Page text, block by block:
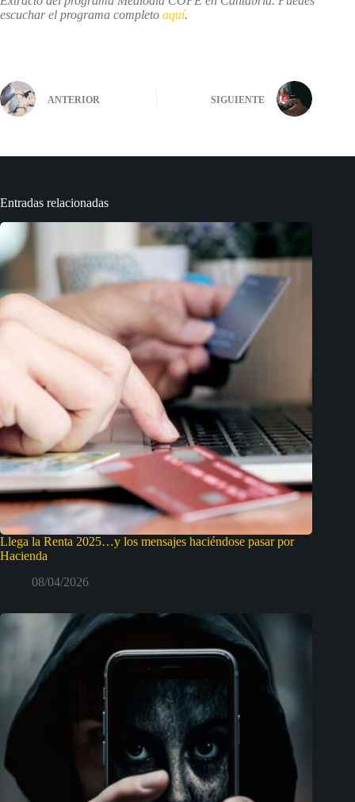
escuchar el programa completo aquí.
ANTERIOR SIGUIENTE
Entradas relacionadas
Llega la Renta 2025…y los mensajes haciéndose pasar por
Hacienda
08/04/2026